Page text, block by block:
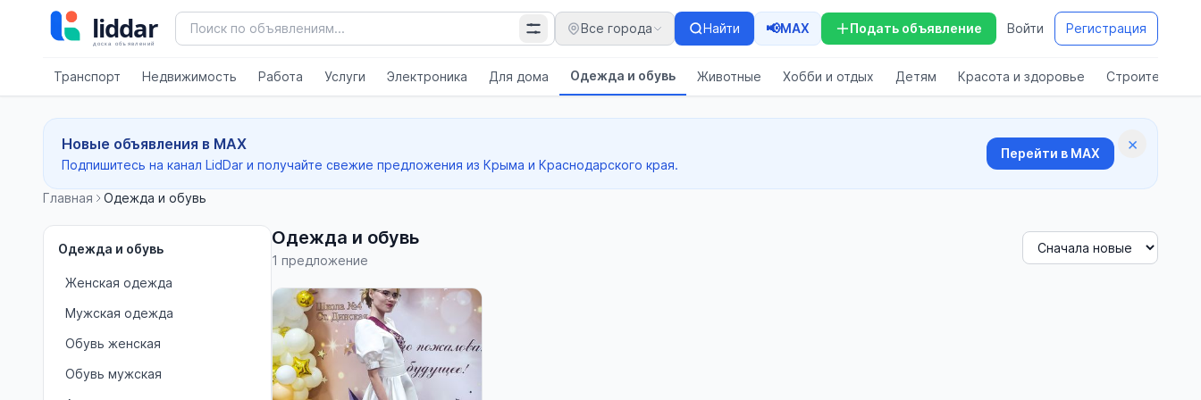
Все города Найти 📢MAX Подать объявление Войти Регистрация
Транспорт Недвижимость Работа Услуги Электроника Для дома Одежда и обувь Животные Хобби и отдых Детям Красота и здоровье
×
Новые объявления в MAX
Подпишитесь на канал LidDar и получайте свежие предложения из Крыма и Краснодарского края.
Перейти в MAX
Главная Одежда и обувь
Одежда и обувь
Женская одежда
Мужская одежда
Обувь женская
Обувь мужская
Одежда и обувь
1 предложение